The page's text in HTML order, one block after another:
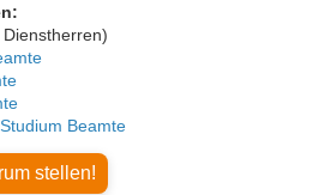
Beamte
stellen!